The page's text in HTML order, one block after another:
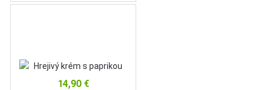
14,90 €